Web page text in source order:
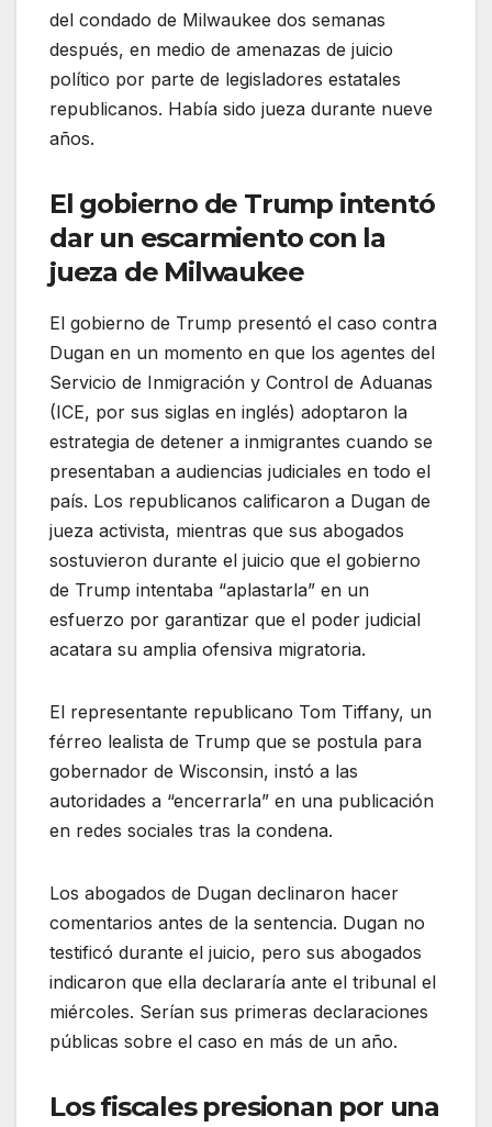
del condado de Milwaukee dos semanas
después, en medio de amenazas de juicio
político por parte de legisladores estatales
republicanos. Había sido jueza durante nueve
años.
El gobierno de Trump intentó
dar un escarmiento con la
jueza de Milwaukee
El gobierno de Trump presentó el caso contra
Dugan en un momento en que los agentes del
Servicio de Inmigración y Control de Aduanas
(ICE, por sus siglas en inglés) adoptaron la
estrategia de detener a inmigrantes cuando se
presentaban a audiencias judiciales en todo el
país. Los republicanos calificaron a Dugan de
jueza activista, mientras que sus abogados
sostuvieron durante el juicio que el gobierno
de Trump intentaba “aplastarla” en un
esfuerzo por garantizar que el poder judicial
acatara su amplia ofensiva migratoria.
El representante republicano Tom Tiffany, un
férreo lealista de Trump que se postula para
gobernador de Wisconsin, instó a las
autoridades a “encerrarla” en una publicación
en redes sociales tras la condena.
Los abogados de Dugan declinaron hacer
comentarios antes de la sentencia. Dugan no
testificó durante el juicio, pero sus abogados
indicaron que ella declararía ante el tribunal el
miércoles. Serían sus primeras declaraciones
públicas sobre el caso en más de un año.
Los fiscales presionan por una